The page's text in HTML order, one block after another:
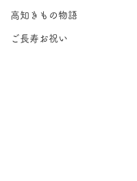
高知きもの物語
ご長寿お祝い